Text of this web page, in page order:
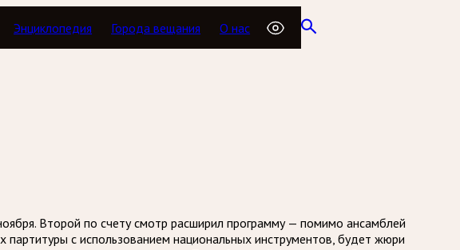
Энциклопедия Города вещания О нас
Второй по счету смотр расширил программу — помимо ансамблей
с использованием национальных инструментов, будет жюри